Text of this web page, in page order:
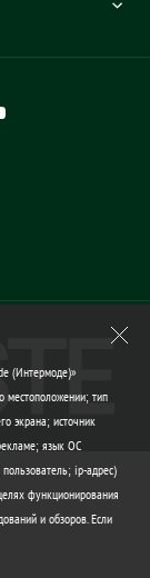
(Интермоде)»
местоположении; тип
экрана; источник
язык ОС
ip-адрес)
функционирования
и обзоров. Если